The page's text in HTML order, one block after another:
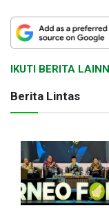
IKUTI BERITA
Berita Lintas